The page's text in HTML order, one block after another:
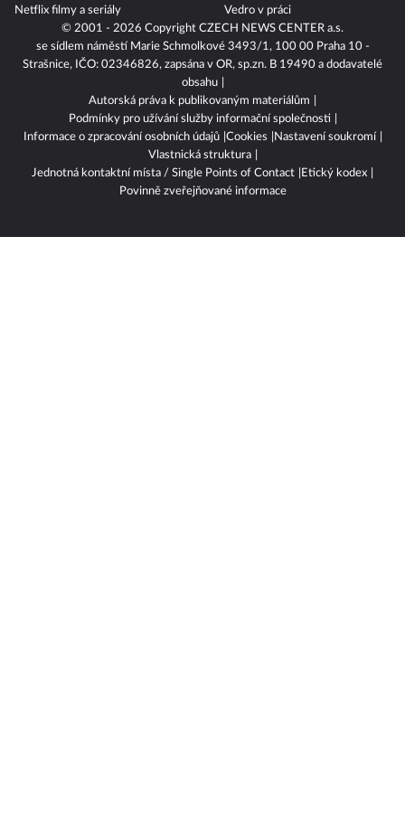
© 2001 - 2026 Copyright CZECH NEWS CENTER a.s.
se sídlem náměstí Marie Schmolkové 3493/1, 100 00 Praha 10 -
Strašnice, IČO: 02346826, zapsána v OR, sp.zn. B 19490 a dodavatelé
obsahu
Autorská práva k publikovaným materiálům
Podmínky pro užívání služby informační společnosti
Informace o zpracování osobních údajů Cookies
Nastavení soukromí
Vlastnická struktura
Jednotná kontaktní místa / Single Points of Contact
Etický kodex
Povinně zveřejňované informace
Netflix filmy a seriály
Vedro v práci